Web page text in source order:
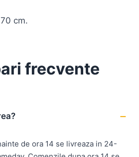
cm.
frecvente
de ora 14 se livreaza in 24-